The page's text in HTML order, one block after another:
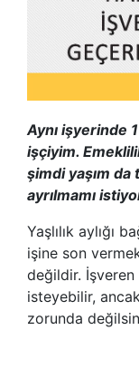
Aynı işyerinde
işçiyim.
şimdi yaşım
ayrılmamı
Yaşlılık aylığı
işine son
değildir. İşveren
isteyebilir,
zorunda